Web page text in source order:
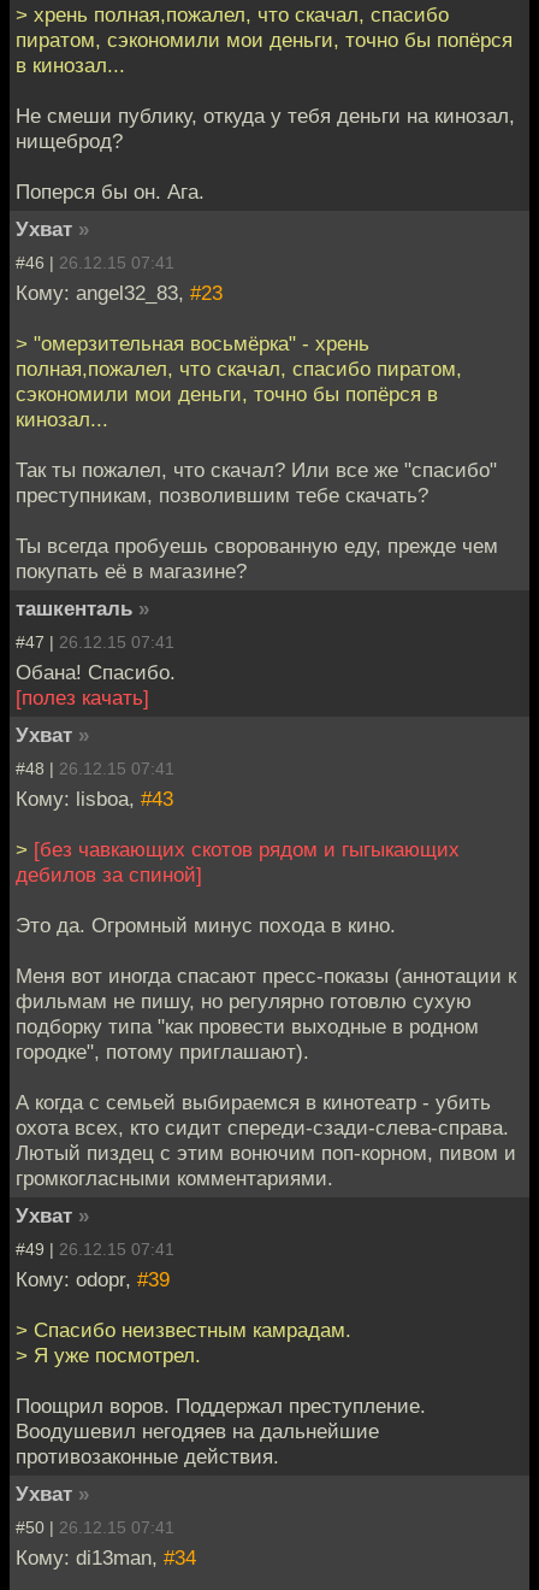
> хрень полная,пожалел, что скачал, спасибо
пиратом, сэкономили мои деньги, точно бы попёрся
в кинозал...
Не смеши публику, откуда у тебя деньги на кинозал,
нищеброд?
Поперся бы он. Ага.
Ухват »
#46 | 26.12.15 07:41
Кому: angel32_83, #23
> "омерзительная восьмёрка" - хрень
полная,пожалел, что скачал, спасибо пиратом,
сэкономили мои деньги, точно бы попёрся в
кинозал...
Так ты пожалел, что скачал? Или все же "спасибо"
преступникам, позволившим тебе скачать?
Ты всегда пробуешь сворованную еду, прежде чем
покупать её в магазине?
ташкенталь »
#47 | 26.12.15 07:41
Обана! Спасибо.
[полез качать]
Ухват »
#48 | 26.12.15 07:41
Кому: lisboa, #43
> [без чавкающих скотов рядом и гыгыкающих
дебилов за спиной]
Это да. Огромный минус похода в кино.
Меня вот иногда спасают пресс-показы (аннотации к
фильмам не пишу, но регулярно готовлю сухую
подборку типа "как провести выходные в родном
городке", потому приглашают).
А когда с семьей выбираемся в кинотеатр - убить
охота всех, кто сидит спереди-сзади-слева-справа.
Лютый пиздец с этим вонючим поп-корном, пивом и
громкогласными комментариями.
Ухват »
#49 | 26.12.15 07:41
Кому: odopr, #39
> Спасибо неизвестным камрадам.
> Я уже посмотрел.
Поощрил воров. Поддержал преступление.
Воодушевил негодяев на дальнейшие
противозаконные действия.
Ухват »
#50 | 26.12.15 07:41
Кому: di13man, #34